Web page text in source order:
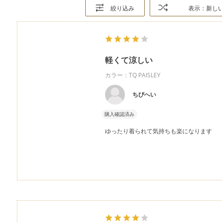
絞り込み 表示：新し
軽くて涼しい
カラー：TQ PAISLEY
ちびへい
購入確認済み
ゆったり着られて気持ちも楽になります